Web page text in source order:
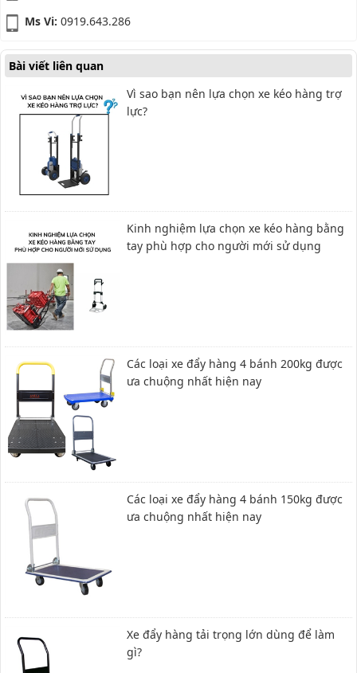
Ms Vi: 0919.643.286
Bài viết liên quan
Vì sao bạn nên lựa chọn xe kéo hàng trợ
lực?
Kinh nghiệm lựa chọn xe kéo hàng bằng
tay phù hợp cho người mới sử dụng
Các loại xe đẩy hàng 4 bánh 200kg được
ưa chuộng nhất hiện nay
Các loại xe đẩy hàng 4 bánh 150kg được
ưa chuộng nhất hiện nay
Xe đẩy hàng tải trọng lớn dùng để làm
gì?